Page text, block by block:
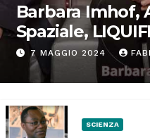
Barbara Imhof,
Spaziale,
“Progettiamo
Spazio”
7 MAGGIO 2024
SCIENZA